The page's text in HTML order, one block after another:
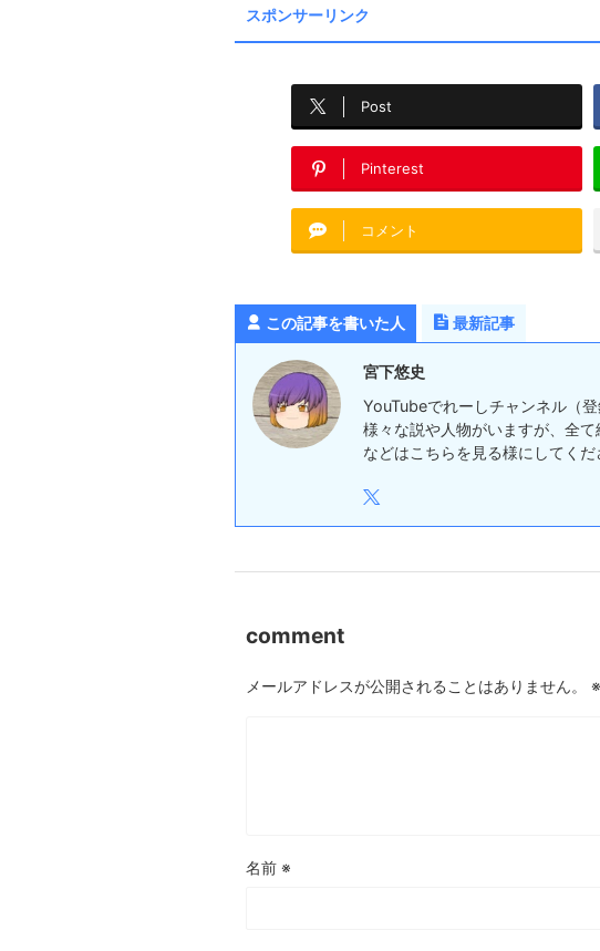
スポンサーリンク
Post
Pinterest
コメント
この記事を書いた人 最新記事
宮下悠史
YouTubeでれーしチャンネル（
様々な説や人物がいますが、全
などはこちらを見る様にしてくだ
comment
メールアドレスが公開されることはありません。 ※
名前 ※